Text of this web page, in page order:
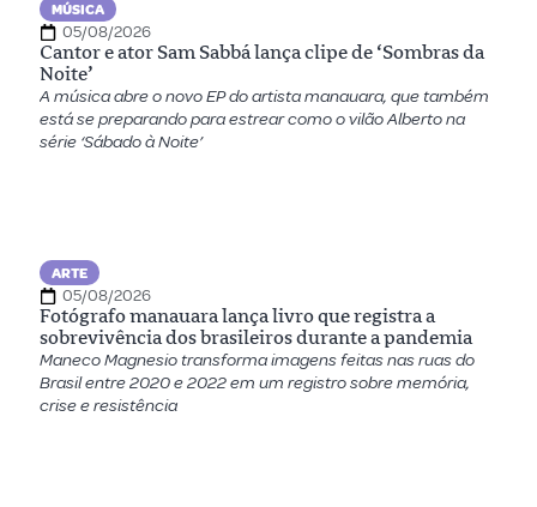
MÚSICA
05/08/2026
Cantor e ator Sam Sabbá lança clipe de ‘Sombras da
Noite’
A música abre o novo EP do artista manauara, que também
está se preparando para estrear como o vilão Alberto na
série ‘Sábado à Noite’
ARTE
05/08/2026
Fotógrafo manauara lança livro que registra a
sobrevivência dos brasileiros durante a pandemia
Maneco Magnesio transforma imagens feitas nas ruas do
Brasil entre 2020 e 2022 em um registro sobre memória,
crise e resistência